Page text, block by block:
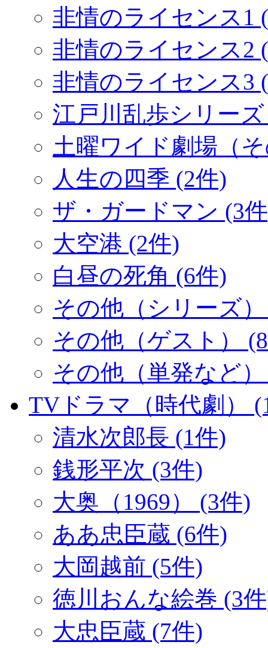
非情のライセンス1
非情のライセンス2
非情のライセンス3
江戸川乱歩シリー
土曜ワイド劇場（
人生の四季 (2件)
ザ・ガードマン (3
大空港 (2件)
白昼の死角 (6件)
その他（シリーズ
その他（ゲスト）
その他（単発など
TVドラマ（時代劇）
清水次郎長 (1件)
銭形平次 (3件)
大奥（1969） (3件)
ああ忠臣蔵 (6件)
大岡越前 (5件)
徳川おんな絵巻 (3
大忠臣蔵 (7件)